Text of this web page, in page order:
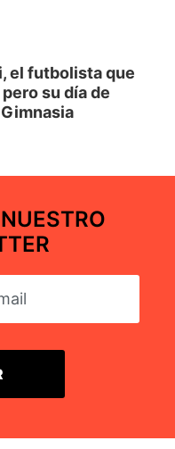
el futbolista que
su día de